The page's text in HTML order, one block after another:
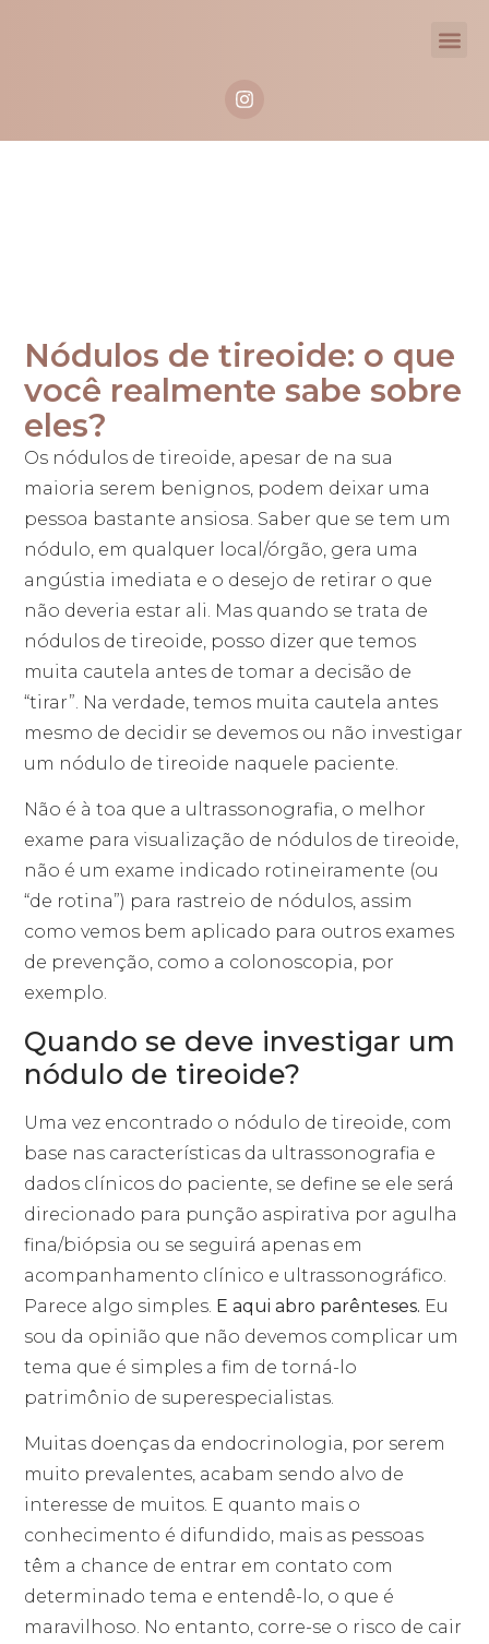
Nódulos de tireoide: o que
você realmente sabe sobre
eles?
Os nódulos de tireoide, apesar de na sua
maioria serem benignos, podem deixar uma
pessoa bastante ansiosa. Saber que se tem um
nódulo, em qualquer local/órgão, gera uma
angústia imediata e o desejo de retirar o que
não deveria estar ali. Mas quando se trata de
nódulos de tireoide, posso dizer que temos
muita cautela antes de tomar a decisão de
“tirar”. Na verdade, temos muita cautela antes
mesmo de decidir se devemos ou não investigar
um nódulo de tireoide naquele paciente.
Não é à toa que a ultrassonografia, o melhor
exame para visualização de nódulos de tireoide,
não é um exame indicado rotineiramente (ou
“de rotina”) para rastreio de nódulos, assim
como vemos bem aplicado para outros exames
de prevenção, como a colonoscopia, por
exemplo.
Quando se deve investigar um
nódulo de tireoide?
Uma vez encontrado o nódulo de tireoide, com
base nas características da ultrassonografia e
dados clínicos do paciente, se define se ele será
direcionado para punção aspirativa por agulha
fina/biópsia ou se seguirá apenas em
acompanhamento clínico e ultrassonográfico.
Parece algo simples. E aqui abro parênteses. Eu
sou da opinião que não devemos complicar um
tema que é simples a fim de torná-lo
patrimônio de superespecialistas.
Muitas doenças da endocrinologia, por serem
muito prevalentes, acabam sendo alvo de
interesse de muitos. E quanto mais o
conhecimento é difundido, mais as pessoas
têm a chance de entrar em contato com
determinado tema e entendê-lo, o que é
maravilhoso. No entanto, corre-se o risco de cair